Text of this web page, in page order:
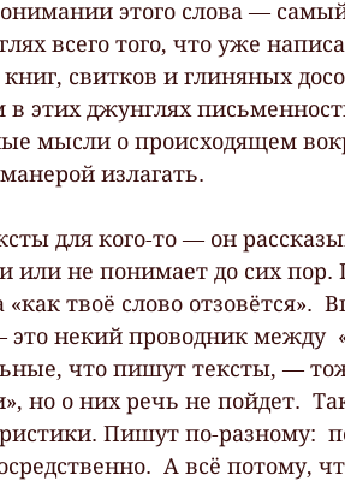
этого слова —
всего того, что уже
свитков и глиняных
этих джунглях
мысли о происходящем
излагать.
для кого-то — он
или не понимает до сих пор.
«как твоё слово отзовётся».
это некий проводник между
что пишут тексты, —
но о них речь не пойдет.
Пишут по-разному:
А всё потому,